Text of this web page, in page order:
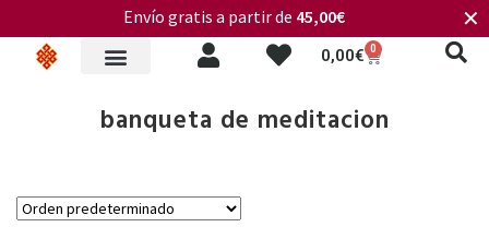
0,00€ 0
banqueta de meditacion
Envío gratis a partir de 45,00€ ✕